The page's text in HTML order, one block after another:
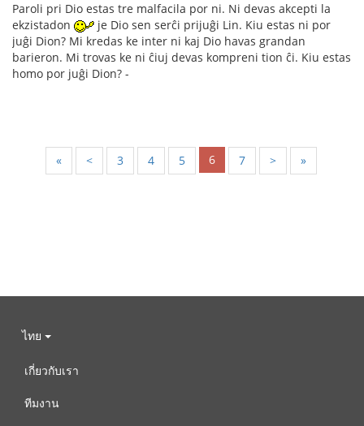
Paroli pri Dio estas tre malfacila por ni. Ni devas akcepti la
ekzistadon
je Dio sen serĉi prijuĝi Lin. Kiu estas ni por
juĝi Dion? Mi kredas ke inter ni kaj Dio havas grandan
barieron. Mi trovas ke ni ĉiuj devas kompreni tion ĉi. Kiu estas
homo por juĝi Dion? -
« < 3 4 5 6 7 > »
ไทย
เกี่ยวกับเรา
ทีมงาน